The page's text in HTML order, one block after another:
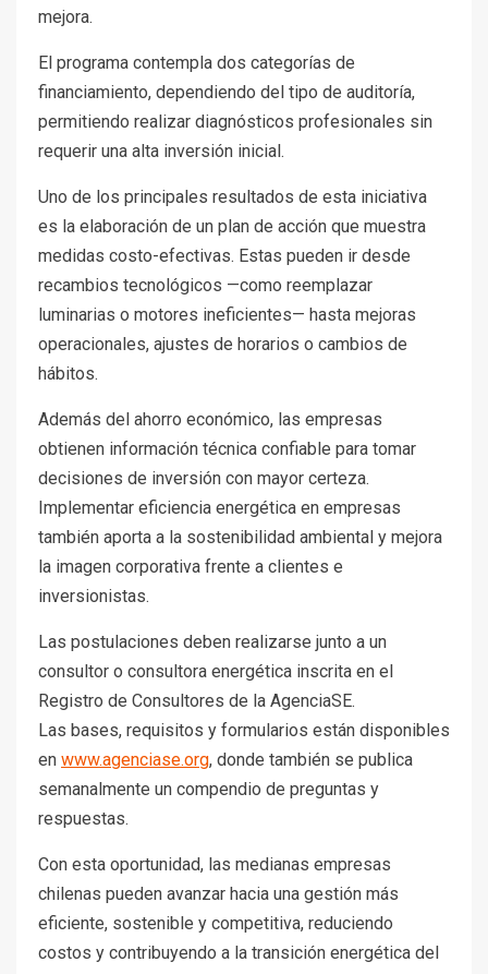
mejora.
El programa contempla dos categorías de
financiamiento, dependiendo del tipo de auditoría,
permitiendo realizar diagnósticos profesionales sin
requerir una alta inversión inicial.
Uno de los principales resultados de esta iniciativa
es la elaboración de un plan de acción que muestra
medidas costo-efectivas. Estas pueden ir desde
recambios tecnológicos —como reemplazar
luminarias o motores ineficientes— hasta mejoras
operacionales, ajustes de horarios o cambios de
hábitos.
Además del ahorro económico, las empresas
obtienen información técnica confiable para tomar
decisiones de inversión con mayor certeza.
Implementar eficiencia energética en empresas
también aporta a la sostenibilidad ambiental y mejora
la imagen corporativa frente a clientes e
inversionistas.
Las postulaciones deben realizarse junto a un
consultor o consultora energética inscrita en el
Registro de Consultores de la AgenciaSE.
Las bases, requisitos y formularios están disponibles
en www.agenciase.org, donde también se publica
semanalmente un compendio de preguntas y
respuestas.
Con esta oportunidad, las medianas empresas
chilenas pueden avanzar hacia una gestión más
eficiente, sostenible y competitiva, reduciendo
costos y contribuyendo a la transición energética del